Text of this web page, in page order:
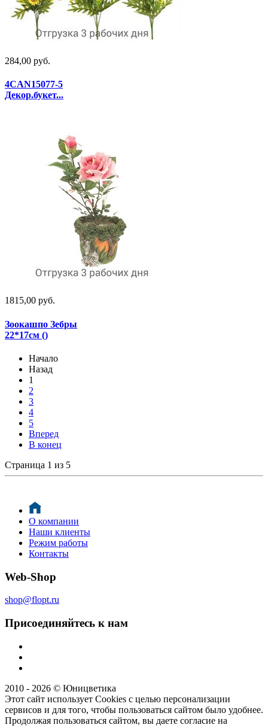
284,00 руб.
4CAN15077-5
Декор.букет...
1815,00 руб.
Зоокашпо Зебры
22*17см ()
Начало
Назад
1
2
3
4
5
Вперед
В конец
Страница 1 из 5
О компании
Наши клиенты
Режим работы
Контакты
Web-Shop
shop@flopt.ru
Присоединяйтесь к нам
2010 - 2026 © Юницветика
Этот сайт использует Cookies с целью персонализации
сервисов и для того, чтобы пользоваться сайтом было удобнее.
Продолжая пользоваться сайтом, вы даете согласие на